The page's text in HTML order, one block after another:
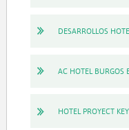
DESARROLLOS
AC HOTEL BURGOS
HOTEL PROYECT